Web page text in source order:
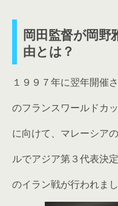
岡田監督が岡野
由とは？
１９９７年に翌年開催
のフランスワールドカ
に向けて、マレーシア
ルでアジア第３代表決
のイラン戦が行われまし